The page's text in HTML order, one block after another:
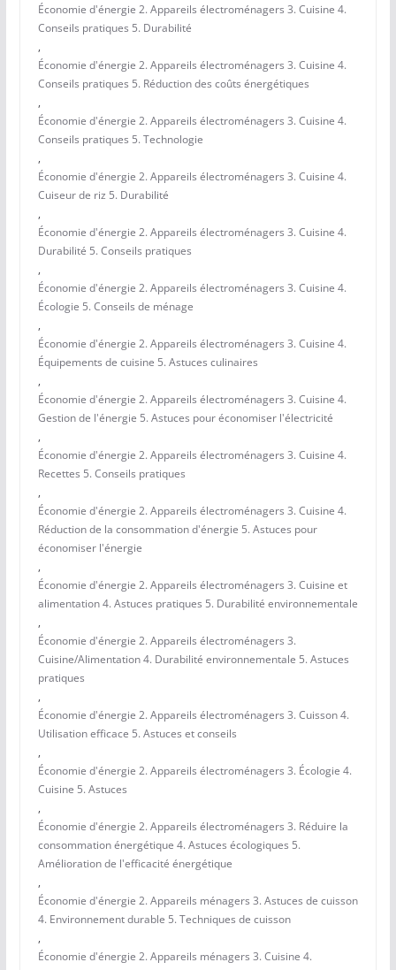
Économie d'énergie 2. Appareils électroménagers 3. Cuisine 4.
Conseils pratiques 5. Durabilité
,
Économie d'énergie 2. Appareils électroménagers 3. Cuisine 4.
Conseils pratiques 5. Réduction des coûts énergétiques
,
Économie d'énergie 2. Appareils électroménagers 3. Cuisine 4.
Conseils pratiques 5. Technologie
,
Économie d'énergie 2. Appareils électroménagers 3. Cuisine 4.
Cuiseur de riz 5. Durabilité
,
Économie d'énergie 2. Appareils électroménagers 3. Cuisine 4.
Durabilité 5. Conseils pratiques
,
Économie d'énergie 2. Appareils électroménagers 3. Cuisine 4.
Écologie 5. Conseils de ménage
,
Économie d'énergie 2. Appareils électroménagers 3. Cuisine 4.
Équipements de cuisine 5. Astuces culinaires
,
Économie d'énergie 2. Appareils électroménagers 3. Cuisine 4.
Gestion de l'énergie 5. Astuces pour économiser l'électricité
,
Économie d'énergie 2. Appareils électroménagers 3. Cuisine 4.
Recettes 5. Conseils pratiques
,
Économie d'énergie 2. Appareils électroménagers 3. Cuisine 4.
Réduction de la consommation d'énergie 5. Astuces pour
économiser l'énergie
,
Économie d'énergie 2. Appareils électroménagers 3. Cuisine et
alimentation 4. Astuces pratiques 5. Durabilité environnementale
,
Économie d'énergie 2. Appareils électroménagers 3.
Cuisine/Alimentation 4. Durabilité environnementale 5. Astuces
pratiques
,
Économie d'énergie 2. Appareils électroménagers 3. Cuisson 4.
Utilisation efficace 5. Astuces et conseils
,
Économie d'énergie 2. Appareils électroménagers 3. Écologie 4.
Cuisine 5. Astuces
,
Économie d'énergie 2. Appareils électroménagers 3. Réduire la
consommation énergétique 4. Astuces écologiques 5.
Amélioration de l'efficacité énergétique
,
Économie d'énergie 2. Appareils ménagers 3. Astuces de cuisson
4. Environnement durable 5. Techniques de cuisson
,
Économie d'énergie 2. Appareils ménagers 3. Cuisine 4.